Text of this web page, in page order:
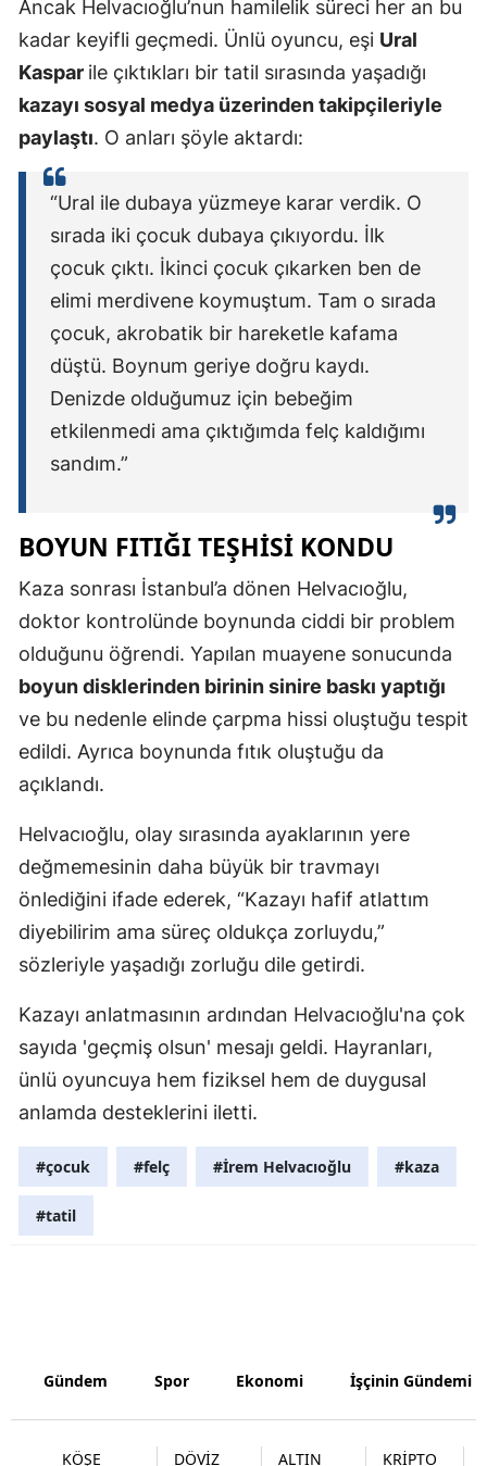
Samsun
Siirt
Tokat
Trabzon
Uşak
Aksaray
Bayburt
Karaman
Şırnak
Bartın
Yalova
Osmaniye
Ancak Helvacıoğlu’nun hamilelik süreci her an bu
kadar keyifli geçmedi. Ünlü oyuncu, eşi Ural
Kaspar ile çıktıkları bir tatil sırasında yaşadığı
kazayı sosyal medya üzerinden takipçileriyle
paylaştı. O anları şöyle aktardı:
“Ural ile dubaya yüzmeye karar verdik. O
sırada iki çocuk dubaya çıkıyordu. İlk
çocuk çıktı. İkinci çocuk çıkarken ben de
elimi merdivene koymuştum. Tam o sırada
çocuk, akrobatik bir hareketle kafama
düştü. Boynum geriye doğru kaydı.
Denizde olduğumuz için bebeğim
etkilenmedi ama çıktığımda felç kaldığımı
sandım.”
BOYUN FITIĞI TEŞHISI KONDU
Kaza sonrası İstanbul’a dönen Helvacıoğlu,
doktor kontrolünde boynunda ciddi bir problem
olduğunu öğrendi. Yapılan muayene sonucunda
boyun disklerinden birinin sinire baskı yaptığı
ve bu nedenle elinde çarpma hissi oluştuğu tespit
edildi. Ayrıca boynunda fıtık oluştuğu da
açıklandı.
Helvacıoğlu, olay sırasında ayaklarının yere
değmemesinin daha büyük bir travmayı
önlediğini ifade ederek, “Kazayı hafif atlattım
diyebilirim ama süreç oldukça zorluydu,”
sözleriyle yaşadığı zorluğu dile getirdi.
Kazayı anlatmasının ardından Helvacıoğlu'na çok
sayıda 'geçmiş olsun' mesajı geldi. Hayranları,
ünlü oyuncuya hem fiziksel hem de duygusal
anlamda desteklerini iletti.
#çocuk #felç #İrem Helvacıoğlu #kaza
#tatil
Gündem Spor Ekonomi İşçinin Gündemi
KÖŞE DÖVİZ ALTIN KRİPTO